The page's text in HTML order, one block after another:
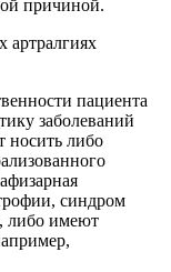
причиной.
артралгиях
пациента
заболеваний
носить либо
синдром
либо имеют